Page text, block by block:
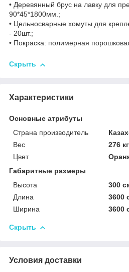
• Деревянный брус на лавку для
90*45*1800мм.;
• Цельносварные хомуты для
- 20шт.;
• Покраска: полимерная
Скрыть
Характеристики
Основные атрибуты
Страна производитель
Вес
276 кг
Цвет
Габаритные размеры
Высота
300
Длина
3600
Ширина
3600
Скрыть
Условия доставки